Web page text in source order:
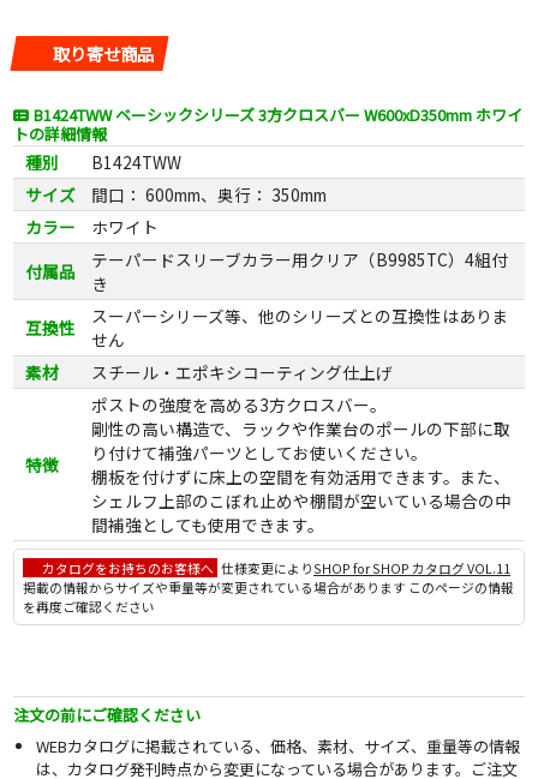
取り寄せ商品
B1424TWW ベーシックシリーズ 3方クロスバー W600xD350mm ホワイ
トの詳細情報
種別
B1424TWW
サイズ
間口： 600mm、奥行： 350mm
カラー
ホワイト
付属品
テーパードスリーブカラー用クリア（B9985TC）4組付
き
互換性
スーパーシリーズ等、他のシリーズとの互換性はありま
せん
素材
スチール・エポキシコーティング仕上げ
特徴
ポストの強度を高める3方クロスバー。
剛性の高い構造で、ラックや作業台のポールの下部に取
り付けて補強パーツとしてお使いください。
棚板を付けずに床上の空間を有効活用できます。また、
シェルフ上部のこぼれ止めや棚間が空いている場合の中
間補強としても使用できます。
カタログをお持ちのお客様へ 仕様変更によりSHOP for SHOP カタログ VOL.11
掲載の情報からサイズや重量等が変更されている場合があります このページの情報
を再度ご確認ください
注文の前にご確認ください
WEBカタログに掲載されている、価格、素材、サイズ、重量等の情報
は、カタログ発刊時点から変更になっている場合があります。ご注文